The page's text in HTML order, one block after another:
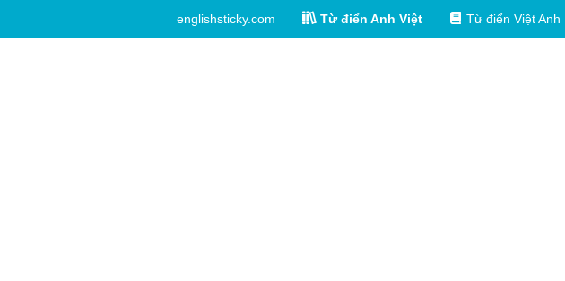
englishsticky.com Từ điển Anh Việt Từ điển Việt Anh